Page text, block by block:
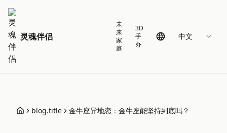
灵魂伴侣
未
来
家
庭
3D
手
办
中文
blog.title 金牛座异地恋：金牛座能坚持到底吗？